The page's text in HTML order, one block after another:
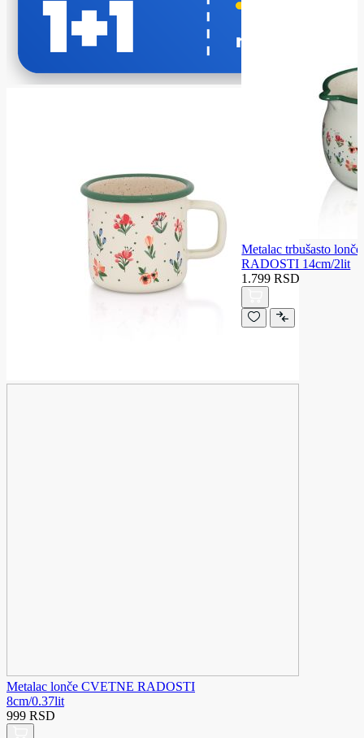
Metalac lonče CVETNE RADOSTI
8cm/0.37lit
999 RSD
Metalac trbušasto
RADOSTI 14cm/2lit
1.799 RSD